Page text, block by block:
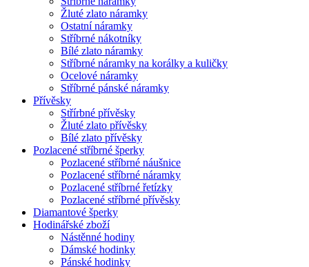
Žluté zlato náramky
Ostatní náramky
Stříbrné nákotníky
Bílé zlato náramky
Stříbrné náramky na korálky a kuličky
Ocelové náramky
Stříbrné pánské náramky
Přívěsky
Střírbné přívěsky
Žluté zlato přívěsky
Bílé zlato přívěsky
Pozlacené stříbrné šperky
Pozlacené stříbrné náušnice
Pozlacené stříbrné náramky
Pozlacené stříbrné řetízky
Pozlacené stříbrné přívěsky
Diamantové šperky
Hodinářské zboží
Nástěnné hodiny
Dámské hodinky
Pánské hodinky